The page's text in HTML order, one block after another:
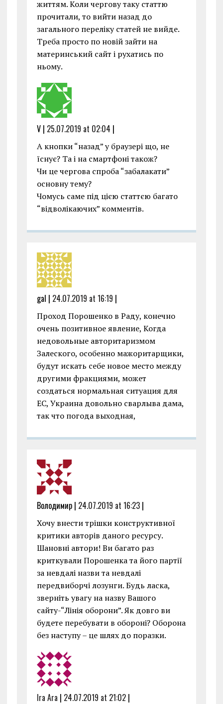
життям. Коли чергову таку статтю
прочитали, то вийти назад до
загального переліку статей не вийде.
Треба просто по новій зайти на
материнський сайт і рухатись по
ньому.
V | 25.07.2019 at 02:04 |
А кнопки “назад” у браузері що, не
їснує? Та і на смартфоні також?
Чи це чергова спроба “забалакати”
основну тему?
Чомусь саме під цією статтєю багато
“відволікаючих” комментів.
gal | 24.07.2019 at 16:19 |
Проход Порошенко в Раду, конечно
очень позитивное явление, Когда
недовольные авторитаризмом
Залеского, особенно мажоритарщики,
будут искать себе новое место между
другими фракциями, может
создаться нормальная ситуация для
ЕС, Украина довольно сварлыва дама,
так что погода выходная,
Володимир | 24.07.2019 at 16:23|
Хочу внести трішки конструктивної
критики авторів даного ресурсу.
Шановні автори! Ви багато раз
криткували Порошенка та його партії
за невдалі назви та невдалі
передвиборчі лозунги. Будь ласка,
зверніть увагу на назву Вашого
сайту-“Лінія оборони”. Як довго ви
будете перебувати в обороні? Оборона
без наступу – це шлях до поразки.
Ira Ara | 24.07.2019 at 21:02|